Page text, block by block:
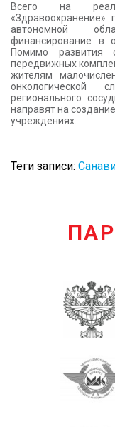
Всего на
автономной
финансирование в
Помимо развития
передвижных
жителям
онкологической
регионального
направят на
учреждениях.
Теги записи: